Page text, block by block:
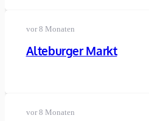
vor 8 Monaten
Alteburger Markt
vor 8 Monaten